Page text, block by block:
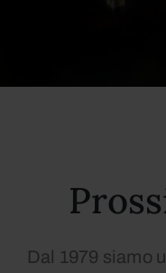
Dal 1979 siamo